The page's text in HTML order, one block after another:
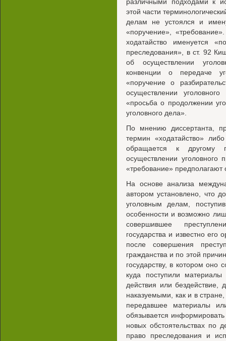
этой части
делам не устоялся и
«поручение»,
ходатайство именуется
преследования», в ст. 92
об осуществлении
конвенции о передаче
«поручение о
осуществлении
«просьба о продолжении
уголовного дела».
По мнению диссертанта,
термин «ходатайство»
обращается к другому
осуществлении уголовного
«требование»
На основе анализа
автором установлено, что
уголовным делам,
особенности и возможно
совершившее
государства и известно его
после совершения
гражданства и по этой
государству, в котором оно
куда поступили
действия или бездействие,
наказуемыми, как и в
передавшее материалы
обязывается информировать
новых обстоятельствах по
право преследования и